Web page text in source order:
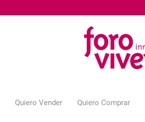
Quiero Vender Quiero Comprar